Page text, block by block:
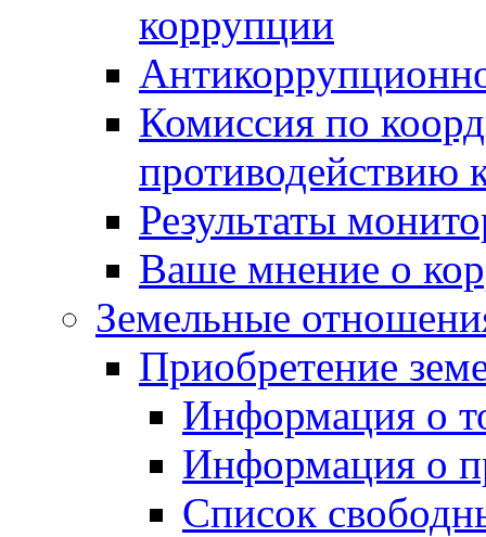
коррупции
Комиссия по
противодействию
Результаты
Ваше мнение о
Земельные
Приобретение
Информация о
Информация о
Список